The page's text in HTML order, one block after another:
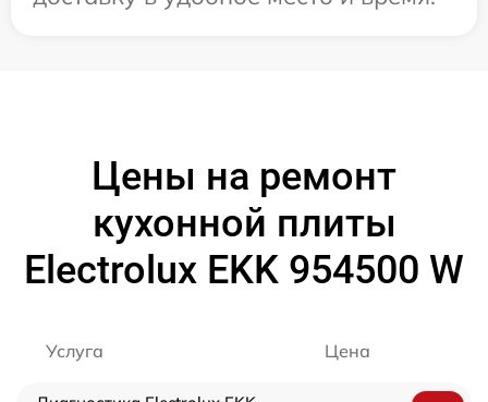
Цены на ремонт
кухонной плиты
Electrolux EKK 954500 W
Услуга Цена